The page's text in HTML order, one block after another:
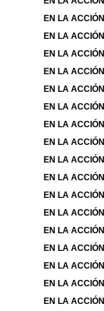
EN LA ACCIÓN
EN LA ACCIÓN
EN LA ACCIÓN
EN LA ACCIÓN
EN LA ACCIÓN
EN LA ACCIÓN
EN LA ACCIÓN
EN LA ACCIÓN
EN LA ACCIÓN
EN LA ACCIÓN
EN LA ACCIÓN
EN LA ACCIÓN
EN LA ACCIÓN
EN LA ACCIÓN
EN LA ACCIÓN
EN LA ACCIÓN
EN LA ACCIÓN